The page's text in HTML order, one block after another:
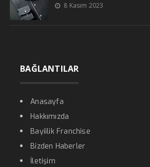
8 Kasım 2023
BAĞLANTILAR
Anasayfa
Hakkımızda
Bayiilik Franchise
Bizden Haberler
İletişim